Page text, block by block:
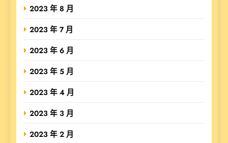
2023 年 8 月
2023 年 7 月
2023 年 6 月
2023 年 5 月
2023 年 4 月
2023 年 3 月
2023 年 2 月